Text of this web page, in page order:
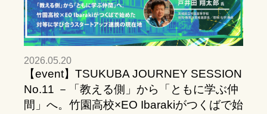
2026.05.20
【event】TSUKUBA JOURNEY SESSION
No.11 －「教える側」から「ともに学ぶ仲
間」へ。竹園高校×EO Ibarakiがつくばで始